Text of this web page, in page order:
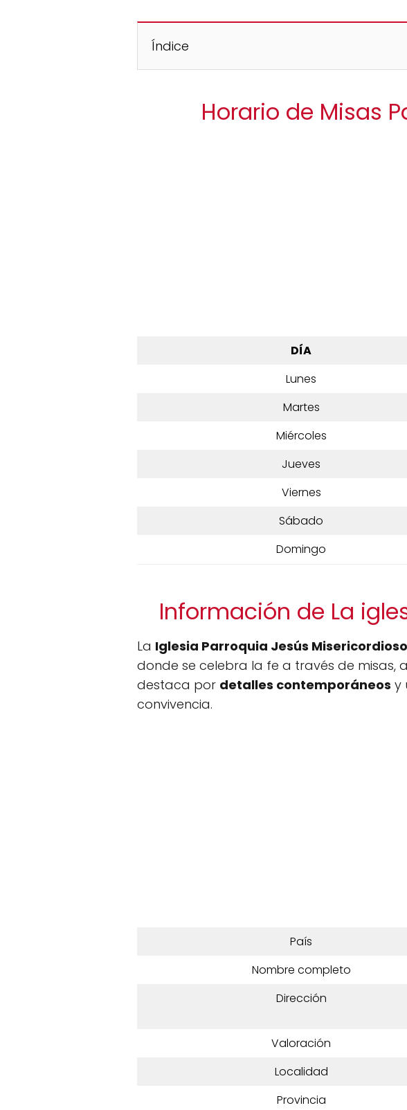
Índice
Horario de Misas
DÍA
Lunes
Martes
Miércoles
Jueves
Viernes
Sábado
Domingo
Información de La
La Iglesia Parroquia Jesús Misericordioso
donde se celebra la fe a través de misas,
destaca por detalles contemporáneos y
convivencia.
País
Nombre completo
Dirección
Valoración
Localidad
Provincia